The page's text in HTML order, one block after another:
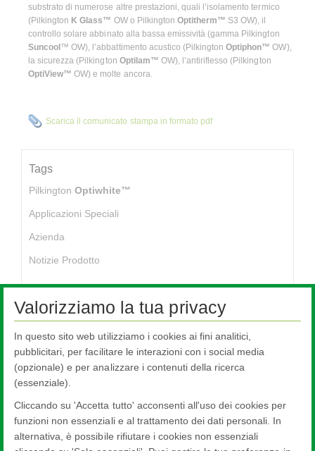
substrato di numerose altre prestazioni, quali l’isolamento termico
(Pilkington K Glass™ OW o Pilkington Optitherm™ S3 OW), il
controllo solare abbinato alla bassa emissività (gamma Pilkington
Suncool ™ OW), l’abbattimento acustico (PilkingtonOptiphon™ OW),
la sicurezza (Pilkington Optilam™ OW), l’antiriflesso (Pilkington
OptiView™ OW) e molte ancora.
Scarica il comunicato stampa in formato pdf
Tags
Pilkington Optiwhite™
Applicazioni Speciali
Azienda
Notizie Prodotto
No stories found
Valorizziamo la tua privacy
In questo sito web utilizziamo i cookies ai fini analitici,
pubblicitari, per facilitare le interazioni con i social media
(opzionale) e per analizzare i contenuti della ricerca
(essenziale).
Cliccando su 'Accetta tutto' acconsenti all'uso dei cookies per
funzioni non essenziali e al trattamento dei dati personali. In
alternativa, è possibile rifiutare i cookies non essenziali